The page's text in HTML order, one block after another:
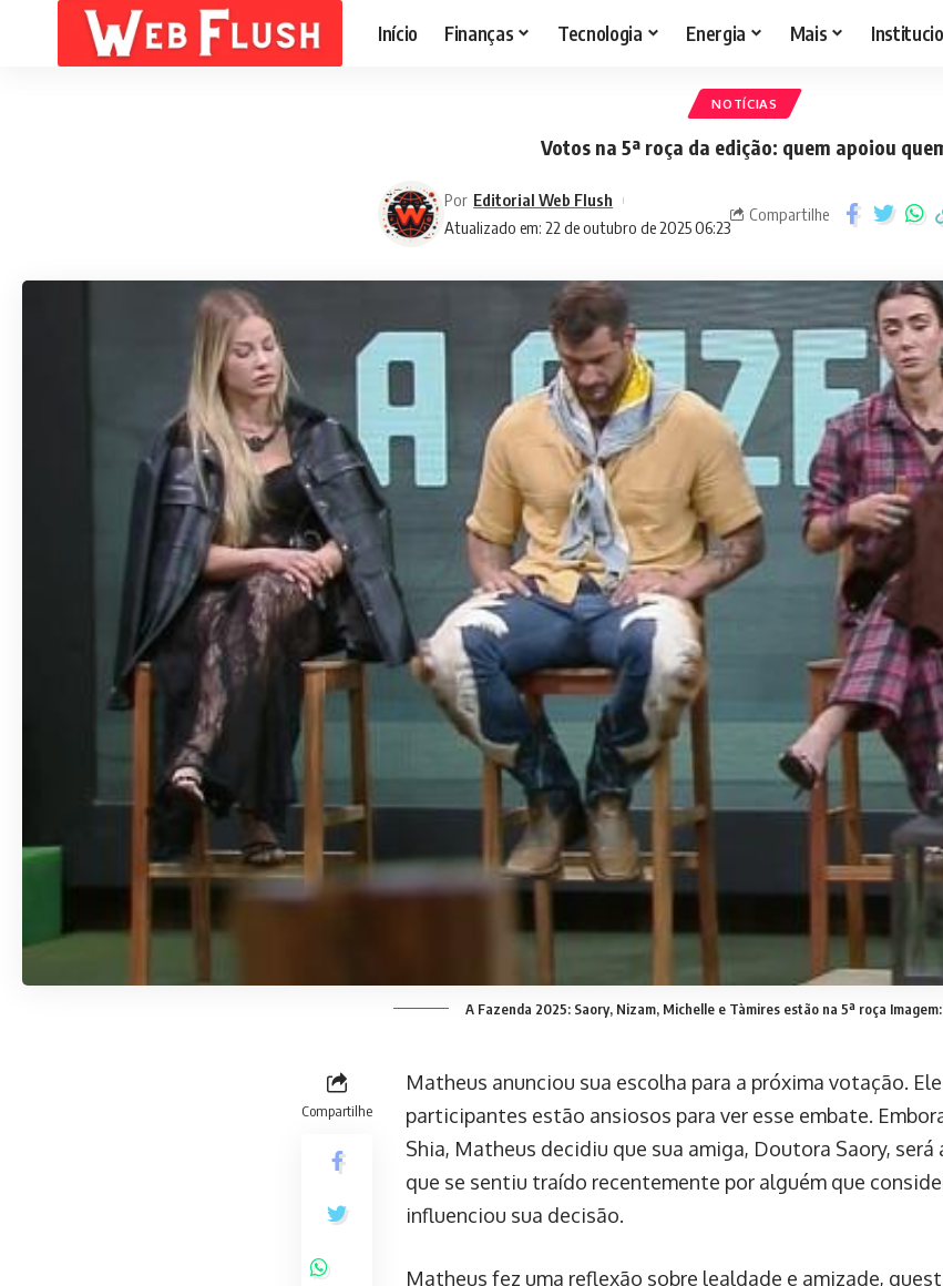
Início Finanças Tecnologia Energia Mais
NOTÍCIAS
Votos na 5ª roça da edição: quem apoiou
Atualizado em: 22 de outubro de 2025 06:23
Por Editorial Web Flush
Compartilhe
A Fazenda 2025: Saory, Nizam, Michelle e Tàmires estão na 5ª roça
Compartilhe
Matheus anunciou sua escolha para a próxima votação.
participantes estão ansiosos para ver esse embate.
Shia, Matheus decidiu que sua amiga, Doutora Saory, será
que se sentiu traído recentemente por alguém que
influenciou sua decisão.
Matheus fez uma reflexão sobre lealdade e amizade,